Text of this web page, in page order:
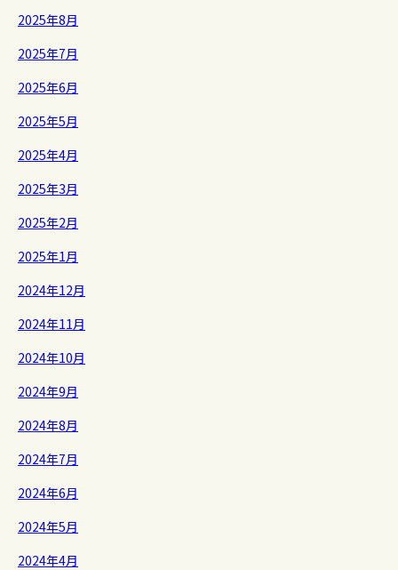
2025年8月
2025年7月
2025年6月
2025年5月
2025年4月
2025年3月
2025年2月
2025年1月
2024年12月
2024年11月
2024年10月
2024年9月
2024年8月
2024年7月
2024年6月
2024年5月
2024年4月